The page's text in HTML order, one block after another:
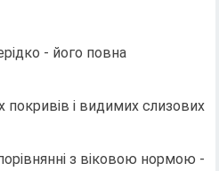
- його повна
покривів і видимих ​​слизових
з віковою нормою -